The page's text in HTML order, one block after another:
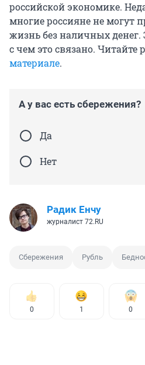
российской экономике.
многие россияне не могут
жизнь без наличных
с чем это связано. Читайте
материале.
А у вас есть сбережения?
Да
Нет
Радик Енчу
журналист 72.RU
Сбережения Рубль
0 1 0